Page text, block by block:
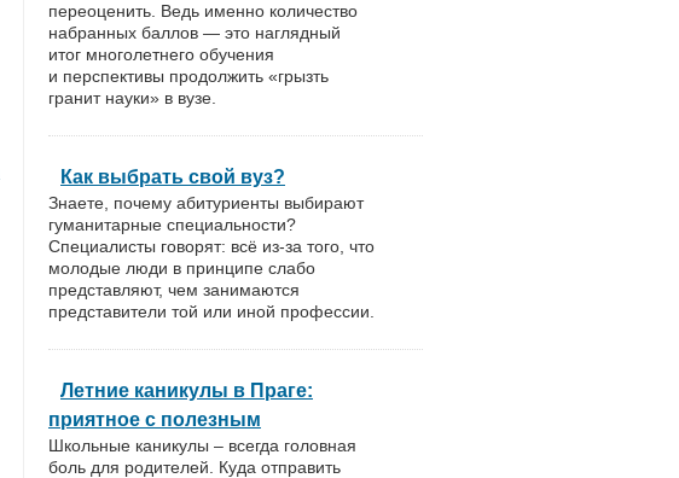
переоценить. Ведь именно количество
набранных баллов — это наглядный
итог многолетнего обучения
и перспективы продолжить «грызть
гранит науки» в вузе.
Как выбрать свой вуз?
Знаете, почему абитуриенты выбирают
гуманитарные специальности?
Специалисты говорят: всё из-за того, что
молодые люди в принципе слабо
представляют, чем занимаются
представители той или иной профессии.
Летние каникулы в Праге:
приятное с полезным
Школьные каникулы – всегда головная
боль для родителей. Куда отправить